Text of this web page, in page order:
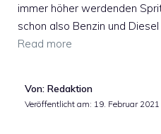
immer höher werdenden
schon also Benzin und
Read more
Von: Redaktion
Veröffentlicht am: 19. Februar 2021